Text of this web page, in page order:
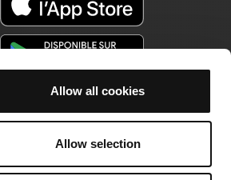
Allow all cookies
Allow selection